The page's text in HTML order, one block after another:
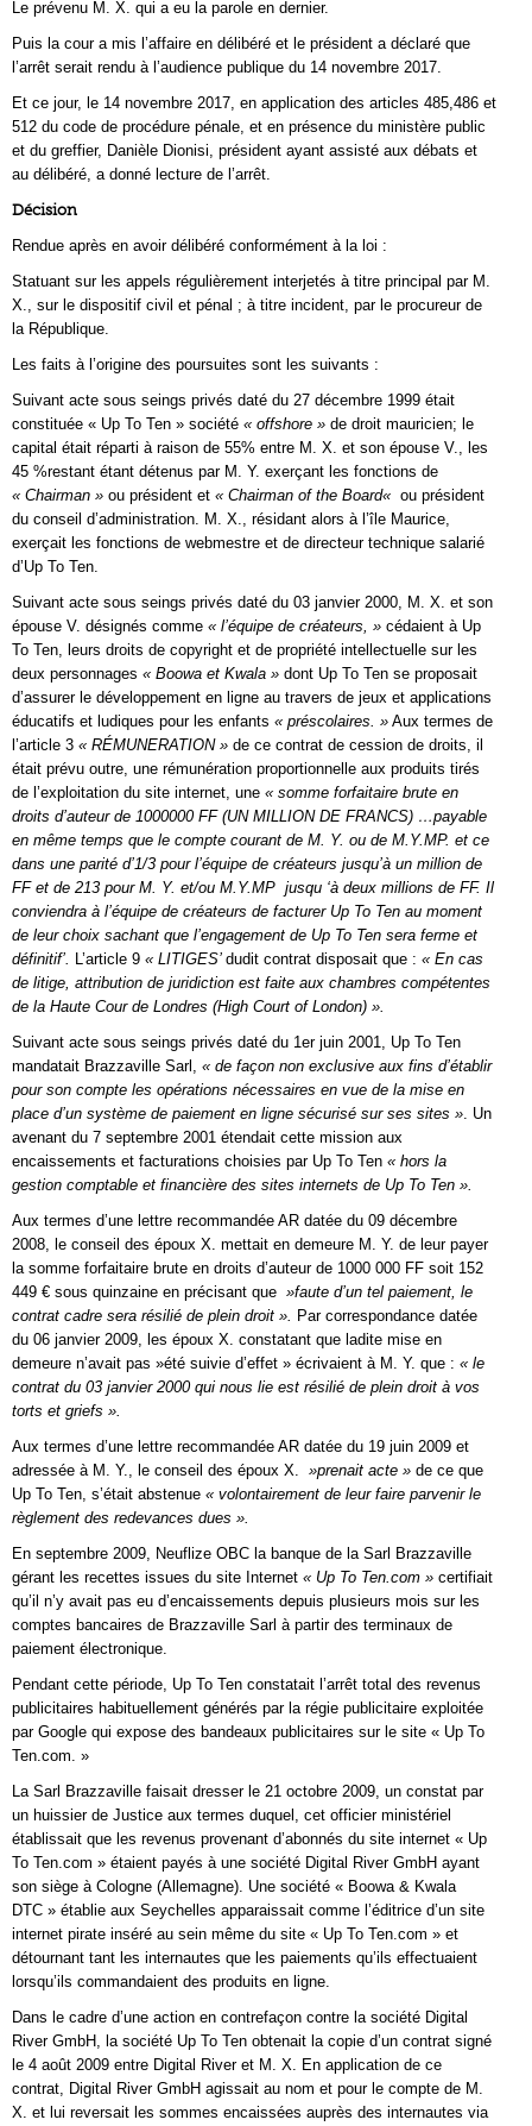
Le prévenu M. X. qui a eu la parole en dernier.
Puis la cour a mis l’affaire en délibéré et le président a déclaré que
l’arrêt serait rendu à l’audience publique du 14 novembre 2017.
Et ce jour, le 14 novembre 2017, en application des articles 485,486 et
512 du code de procédure pénale, et en présence du ministère public
et du greffier, Danièle Dionisi, président ayant assisté aux débats et
au délibéré, a donné lecture de l’arrêt.
Décision
Rendue après en avoir délibéré conformément à la loi :
Statuant sur les appels régulièrement interjetés à titre principal par M.
X., sur le dispositif civil et pénal ; à titre incident, par le procureur de
la République.
Les faits à l’origine des poursuites sont les suivants :
Suivant acte sous seings privés daté du 27 décembre 1999 était
constituée « Up To Ten » société « offshore » de droit mauricien; le
capital était réparti à raison de 55% entre M. X. et son épouse V., les
45 %restant étant détenus par M. Y. exerçant les fonctions de
« Chairman » ou président et « Chairman of the Board« ou président
du conseil d’administration. M. X., résidant alors à l’île Maurice,
exerçait les fonctions de webmestre et de directeur technique salarié
d’Up To Ten.
Suivant acte sous seings privés daté du 03 janvier 2000, M. X. et son
épouse V. désignés comme « l’équipe de créateurs, » cédaient à Up
To Ten, leurs droits de copyright et de propriété intellectuelle sur les
deux personnages « Boowa et Kwala » dont Up To Ten se proposait
d’assurer le développement en ligne au travers de jeux et applications
éducatifs et ludiques pour les enfants « préscolaires. » Aux termes de
l’article 3 « RÉMUNERATION » de ce contrat de cession de droits, il
était prévu outre, une rémunération proportionnelle aux produits tirés
de l’exploitation du site internet, une « somme forfaitaire brute en
droits d’auteur de 1000000 FF (UN MILLION DE FRANCS) …payable
en même temps que le compte courant de M. Y. ou de M.Y.MP. et ce
dans une parité d’1/3 pour l’équipe de créateurs jusqu’à un million de
FF et de 213 pour M. Y. et/ou M.Y.MP jusqu ‘à deux millions de FF. Il
conviendra à l’équipe de créateurs de facturer Up To Ten au moment
de leur choix sachant que l’engagement de Up To Ten sera ferme et
définitif’. L’article 9 « LITIGES’ dudit contrat disposait que : « En cas
de litige, attribution de juridiction est faite aux chambres compétentes
de la Haute Cour de Londres (High Court of London) ».
Suivant acte sous seings privés daté du 1er juin 2001, Up To Ten
mandatait Brazzaville Sarl, « de façon non exclusive aux fins d’établir
pour son compte les opérations nécessaires en vue de la mise en
place d’un système de paiement en ligne sécurisé sur ses sites ». Un
avenant du 7 septembre 2001 étendait cette mission aux
encaissements et facturations choisies par Up To Ten « hors la
gestion comptable et financière des sites internets de Up To Ten ».
Aux termes d’une lettre recommandée AR datée du 09 décembre
2008, le conseil des époux X. mettait en demeure M. Y. de leur payer
la somme forfaitaire brute en droits d’auteur de 1000 000 FF soit 152
449 € sous quinzaine en précisant que »faute d’un tel paiement, le
contrat cadre sera résilié de plein droit ». Par correspondance datée
du 06 janvier 2009, les époux X. constatant que ladite mise en
demeure n’avait pas »été suivie d’effet » écrivaient à M. Y. que : « le
contrat du 03 janvier 2000 qui nous lie est résilié de plein droit à vos
torts et griefs ».
Aux termes d’une lettre recommandée AR datée du 19 juin 2009 et
adressée à M. Y., le conseil des époux X. »prenait acte » de ce que
Up To Ten, s’était abstenue « volontairement de leur faire parvenir le
règlement des redevances dues ».
En septembre 2009, Neuflize OBC la banque de la Sarl Brazzaville
gérant les recettes issues du site Internet « Up To Ten.com » certifiait
qu’il n’y avait pas eu d’encaissements depuis plusieurs mois sur les
comptes bancaires de Brazzaville Sarl à partir des terminaux de
paiement électronique.
Pendant cette période, Up To Ten constatait l’arrêt total des revenus
publicitaires habituellement générés par la régie publicitaire exploitée
par Google qui expose des bandeaux publicitaires sur le site « Up To
Ten.com. »
La Sarl Brazzaville faisait dresser le 21 octobre 2009, un constat par
un huissier de Justice aux termes duquel, cet officier ministériel
établissait que les revenus provenant d’abonnés du site internet « Up
To Ten.com » étaient payés à une société Digital River GmbH ayant
son siège à Cologne (Allemagne). Une société « Boowa & Kwala
DTC » établie aux Seychelles apparaissait comme l’éditrice d’un site
internet pirate inséré au sein même du site « Up To Ten.com » et
détournant tant les internautes que les paiements qu’ils effectuaient
lorsqu’ils commandaient des produits en ligne.
Dans le cadre d’une action en contrefaçon contre la société Digital
River GmbH, la société Up To Ten obtenait la copie d’un contrat signé
le 4 août 2009 entre Digital River et M. X. En application de ce
contrat, Digital River GmbH agissait au nom et pour le compte de M.
X. et lui reversait les sommes encaissées auprès des internautes via